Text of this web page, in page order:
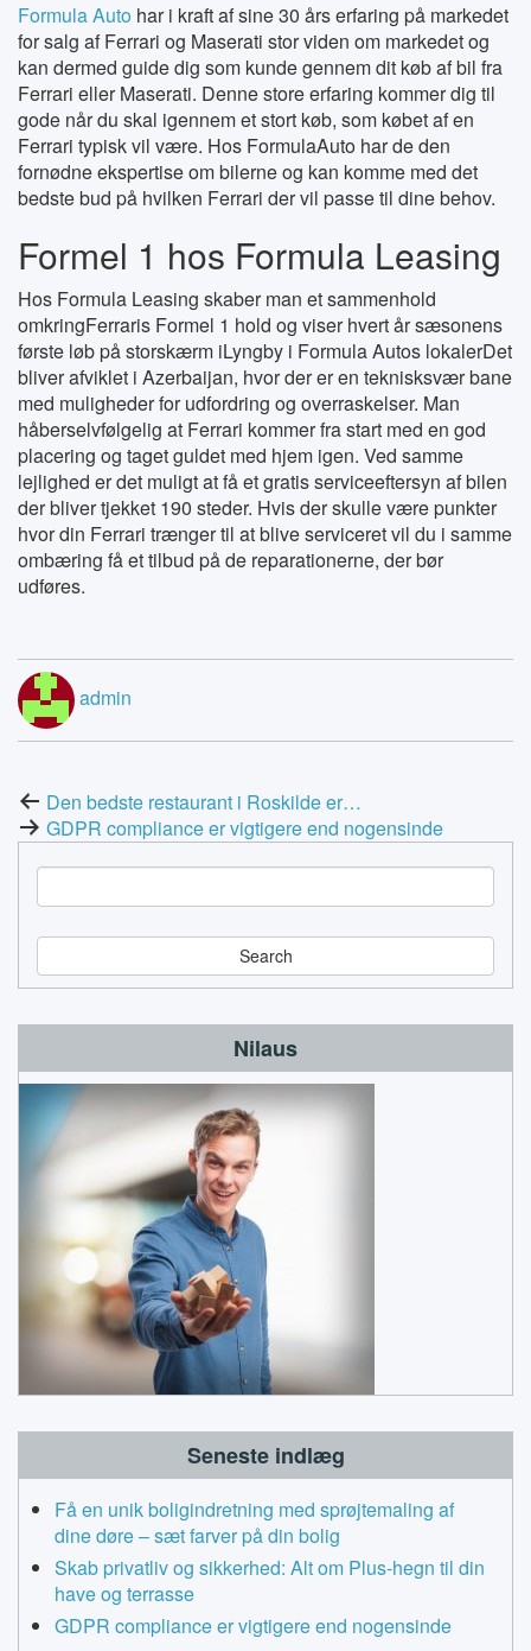
Formula Auto har i kraft af sine 30 års erfaring på markedet
for salg af Ferrari og Maserati stor viden om markedet og
kan dermed guide dig som kunde gennem dit køb af bil fra
Ferrari eller Maserati. Denne store erfaring kommer dig til
gode når du skal igennem et stort køb, som købet af en
Ferrari typisk vil være. Hos FormulaAuto har de den
fornødne ekspertise om bilerne og kan komme med det
bedste bud på hvilken Ferrari der vil passe til dine behov.
Formel 1 hos Formula Leasing
Hos Formula Leasing skaber man et sammenhold
omkringFerraris Formel 1 hold og viser hvert år sæsonens
første løb på storskærm iLyngby i Formula Autos lokalerDet
bliver afviklet i Azerbaijan, hvor der er en teknisksvær bane
med muligheder for udfordring og overraskelser. Man
håberselvfølgelig at Ferrari kommer fra start med en god
placering og taget guldet med hjem igen. Ved samme
lejlighed er det muligt at få et gratis serviceeftersyn af bilen
der bliver tjekket 190 steder. Hvis der skulle være punkter
hvor din Ferrari trænger til at blive serviceret vil du i samme
ombæring få et tilbud på de reparationerne, der bør
udføres.
admin
Post
navigation
Den bedste restaurant i Roskilde er…
GDPR compliance er vigtigere end nogensinde
e
a
r
c
Nilaus
Seneste indlæg
Få en unik boligindretning med sprøjtemaling af
dine døre – sæt farver på din bolig
Skab privatliv og sikkerhed: Alt om Plus-hegn til din
have og terrasse
GDPR compliance er vigtigere end nogensinde